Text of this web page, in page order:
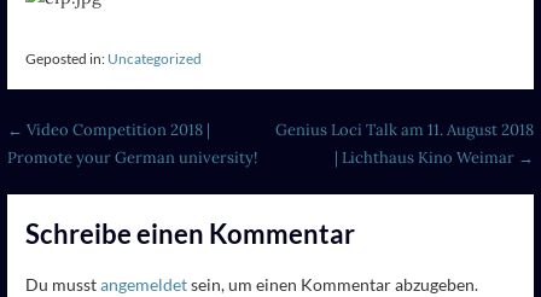
Geposted in: Uncategorized
Beitragsnavigation
← Video Competition 2018 |
Promote your German university!
Genius Loci Talk am 11. August 2018
| Lichthaus Kino Weimar →
Schreibe einen Kommentar
Du musstangemeldetsein, um einen Kommentar abzugeben.